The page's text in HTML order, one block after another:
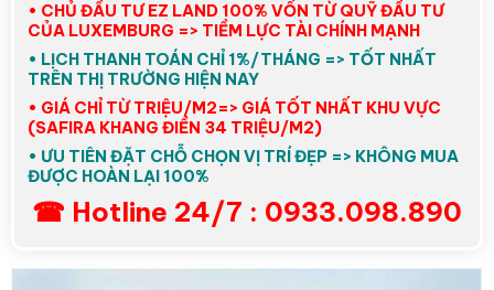
• CHỦ ĐẦU TƯ EZ LAND 100% VỐN TỪ QUỸ ĐẦU TƯ
CỦA LUXEMBURG => TIỀM LỰC TÀI CHÍNH MẠNH
• LỊCH THANH TOÁN CHỈ 1%/THÁNG => TỐT NHẤT
TRÊN THỊ TRƯỜNG HIỆN NAY
• GIÁ CHỈ TỪ TRIỆU/M2=> GIÁ TỐT NHẤT KHU VỰC
(SAFIRA KHANG ĐIỀN 34 TRIỆU/M2)
• ƯU TIÊN ĐẶT CHỖ CHỌN VỊ TRÍ ĐẸP => KHÔNG MUA
ĐƯỢC HOÀN LẠI 100%
☎ Hotline 24/7 : 0933.098.890